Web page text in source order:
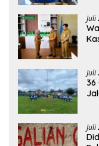
Juli
Juli
36
Juli